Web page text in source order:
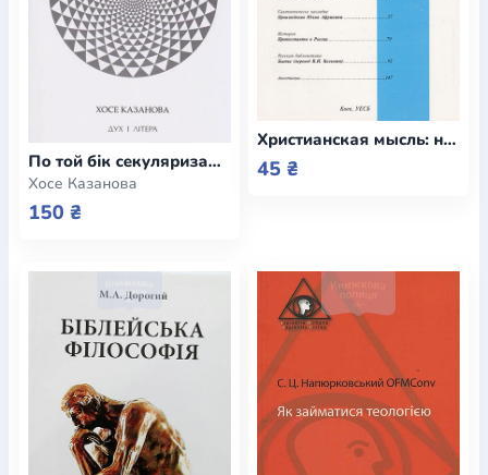
По той бік секуляризації. Релігійна та секулярна динаміка нашої глобальної доби
Хосе Казанова
150 ₴
Христианская мысль: научный журнал №6-2005
45 ₴